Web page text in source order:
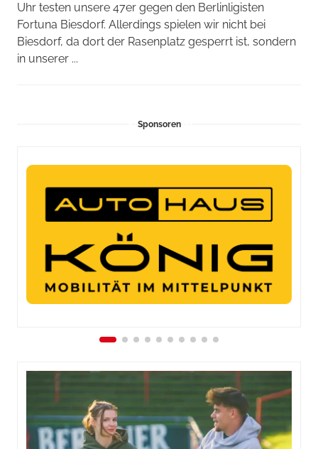
Uhr testen unsere 47er gegen den Berlinligisten
Fortuna Biesdorf. Allerdings spielen wir nicht bei
Biesdorf, da dort der Rasenplatz gesperrt ist, sondern
in unserer ...
Sponsoren